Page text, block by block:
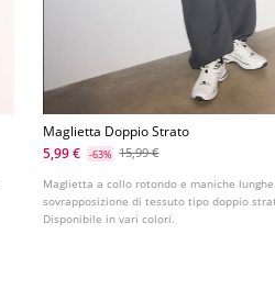
Maglietta Doppio Strato
5,99 €
-63% 15,99 €
Maglietta a collo rotondo e maniche
sovrapposizione di tessuto tipo doppio
Disponibile in vari colori.